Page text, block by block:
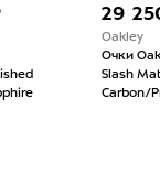
29
Oakley
Очки
Slash
Carbon/